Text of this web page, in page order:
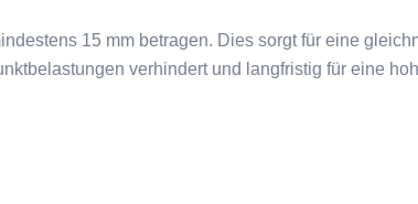
15 mm betragen. Dies sorgt für eine
verhindert und langfristig für eine